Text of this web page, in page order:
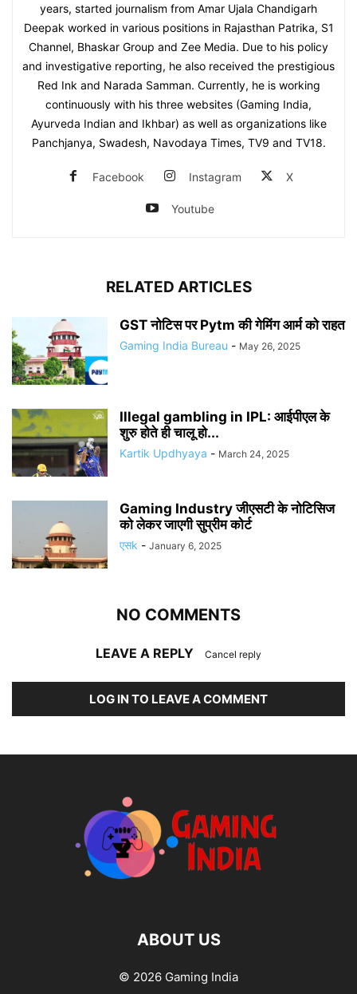
years, started journalism from Amar Ujala Chandigarh
Deepak worked in various positions in Rajasthan Patrika, S1
Channel, Bhaskar Group and Zee Media. Due to his policy
and investigative reporting, he also received the prestigious
Red Ink and Narada Samman. Currently, he is working
continuously with his three websites (Gaming India,
Ayurveda Indian and Ikhbar) as well as organizations like
Panchjanya, Swadesh, Navodaya Times, TV9 and TV18.
Facebook Instagram X
Youtube
RELATED ARTICLES
GST नोटिस पर Pytm की गेमिंग आर्म को राहत
Gaming India Bureau - May 26, 2025
Illegal gambling in IPL: आईपीएल के
शुरु होते ही चालू हो...
Kartik Updhyaya - March 24, 2025
Gaming Industry जीएसटी के नोटिसिज
को लेकर जाएगी सुप्रीम कोर्ट
एसk - January 6, 2025
NO COMMENTS
LEAVE A REPLY Cancel reply
LOG IN TO LEAVE A COMMENT
ABOUT US
© 2026 Gaming India